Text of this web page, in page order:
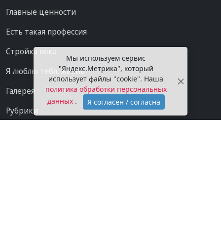
Главные ценности
Есть такая профессия
Стройка века
Я люблю тебя, жизнь
Галерея
Рубрики
Мы используем сервис
"Яндекс.Метрика", который
использует файлы "cookie". Наша
политика обработки персональных
данных . Я согласен / согласна